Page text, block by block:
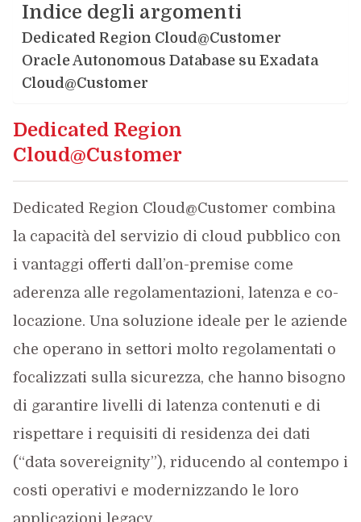
Indice degli argomenti
Dedicated Region Cloud@Customer
Oracle Autonomous Database su Exadata
Cloud@Customer
Dedicated Region
Cloud@Customer
Dedicated Region Cloud@Customer combina
la capacità del servizio di cloud pubblico con
i vantaggi offerti dall’on-premise come
aderenza alle regolamentazioni, latenza e co-
locazione. Una soluzione ideale per le aziende
che operano in settori molto regolamentati o
focalizzati sulla sicurezza, che hanno bisogno
di garantire livelli di latenza contenuti e di
rispettare i requisiti di residenza dei dati
(“data sovereignity”), riducendo al contempo i
costi operativi e modernizzando le loro
applicazioni legacy.